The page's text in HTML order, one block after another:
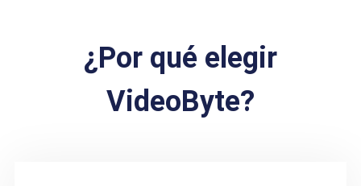
¿Por qué elegir
VideoByte?